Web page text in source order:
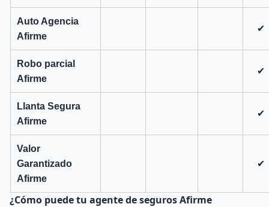
Auto Agencia
Afirme
✔
Robo parcial
Afirme
✔
Llanta Segura
Afirme
✔
Valor
Garantizado
Afirme
✔
¿Cómo puede tu agente de seguros Afirme